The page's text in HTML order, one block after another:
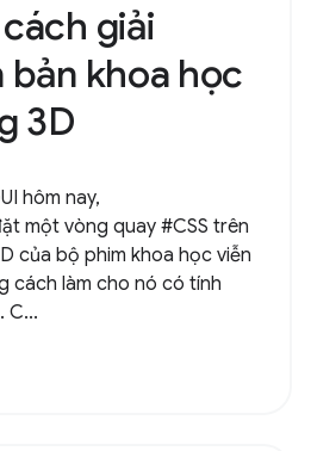
giải
bản khoa học
3D
hôm nay,
một vòng quay #CSS trên
của bộ phim khoa học viễn
cách làm cho nó có tính
C...